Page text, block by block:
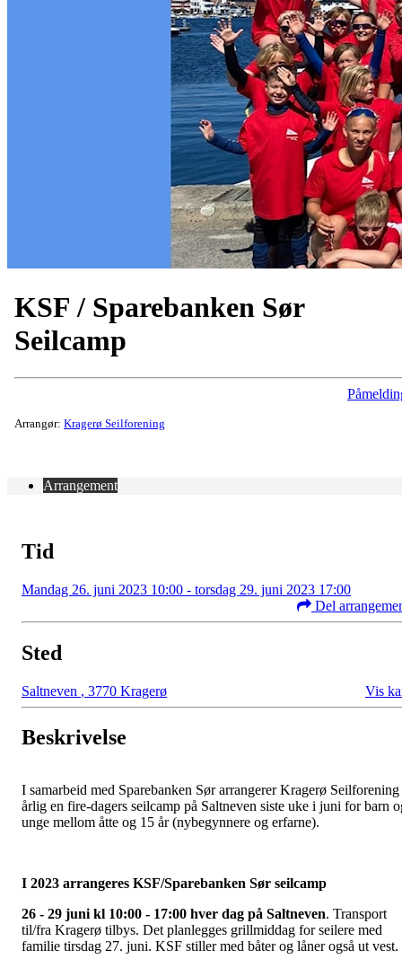
KSF / Sparebanken Sør
Seilcamp
Arrangør: Kragerø Seilforening
Arrangement
Tid
Mandag 26. juni 2023 10:00 - torsdag 29. juni 2023 17:00
Del
Sted
Saltneven , 3770 Kragerø Vis
Beskrivelse
I samarbeid med Sparebanken Sør arrangerer Kragerø Seilforening
årlig en fire-dagers seilcamp på Saltneven siste uke i juni for barn
unge mellom åtte og 15 år (nybegynnere og erfarne).
I 2023 arrangeres KSF/Sparebanken Sør seilcamp
26 - 29 juni kl 10:00 - 17:00 hver dag på Saltneven. Transport
til/fra Kragerø tilbys. Det planlegges grillmiddag for seilere med
familie tirsdag 27. juni. KSF stiller med båter og låner også ut vest.